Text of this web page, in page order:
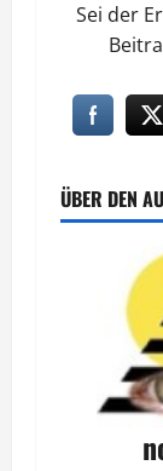
Sei der
ÜBER DEN